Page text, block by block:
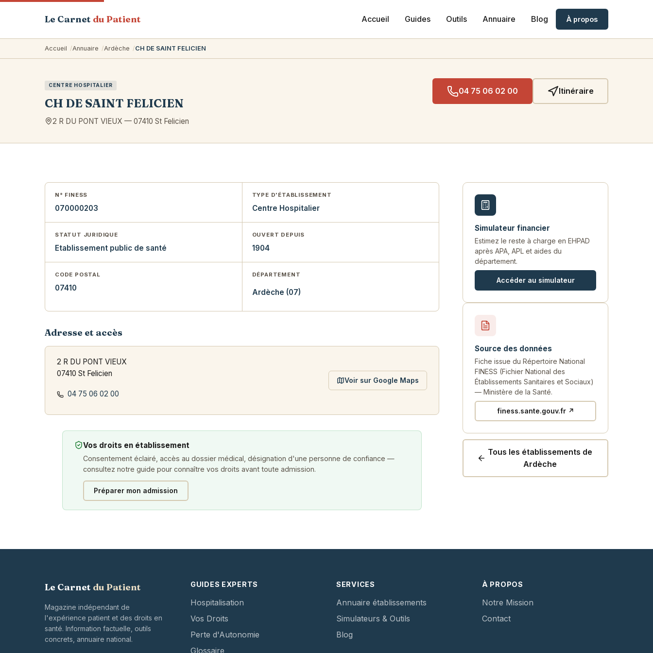
Le Carnet du Patient Accueil Guides Outils Annuaire Blog À propos
Accueil Annuaire Ardèche CH DE SAINT FELICIEN
CENTRE HOSPITALIER
CH DE SAINT FELICIEN
2 R DU PONT VIEUX — 07410 St Felicien
04 75 06 02 00 Itinéraire
N° FINESS
070000203
TYPE D'ÉTABLISSEMENT
Centre Hospitalier
STATUT JURIDIQUE
Etablissement public de santé
OUVERT DEPUIS
1904
CODE POSTAL
07410
DÉPARTEMENT
Ardèche (07)
Adresse et accès
2 R DU PONT VIEUX
07410 St Felicien
04 75 06 02 00
Voir sur Google Maps
Vos droits en établissement
Consentement éclairé, accès au dossier médical, désignation d'une personne de confiance —
consultez notre guide pour connaître vos droits avant toute admission.
Préparer mon admission
Simulateur financier
Estimez le reste à charge en EHPAD
après APA, APL et aides du
département.
Accéder au simulateur
Source des données
Fiche issue du Répertoire National
FINESS (Fichier National des
Établissements Sanitaires et Sociaux)
— Ministère de la Santé.
finess.sante.gouv.fr ↗
Tous les établissements de
Ardèche
Le Carnet du Patient
Magazine indépendant de
l'expérience patient et des droits en
santé. Information factuelle, outils
concrets, annuaire national.
GUIDES EXPERTS
Hospitalisation
Vos Droits
Perte d'Autonomie
Glossaire
SERVICES
Annuaire établissements
Simulateurs & Outils
Blog
À PROPOS
Notre Mission
Contact